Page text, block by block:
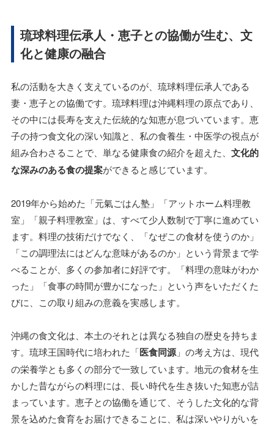
琉球料理伝承人・恵子との協働が生む、文
化と健康の融合
私の活動を大きく支えているのが、琉球料理伝承人である
妻・恵子との協働です。琉球料理は沖縄料理の原点であり、
その中には長寿を支えた伝統的な知恵が息づいています。恵
子の持つ食文化の深い知識と、私の食養生・中医学の視点が
組み合わさることで、単なる健康食の紹介を超えた、 文化的
な深みのある食の提案ができると感じています。
2019年から始めた「元氣ごはん塾」「アットホーム料理教
室」「親子料理教室」は、すべて少人数制で丁寧に進めてい
ます。料理の技術だけでなく、「なぜこの食材を使うのか」
「この調理法にはどんな意味があるのか」という背景まで学
べることが、多くの参加者に好評です。「料理の意味がわか
った」「食事の時間が豊かになった」という声をいただくた
びに、この取り組みの意義を実感します。
沖縄の食文化は、本土のそれとは異なる独自の歴史を持ちま
す。琉球王国時代に培われた「医食同源 」の考え方は、現代
の栄養学とも多くの部分で一致しています。地元の食材を生
かした昔ながらの料理には、長い時代を生き抜いた知恵が詰
まっています。恵子との協働を通じて、そうした文化的な背
景を込めた食育をお届けできることに、私は深いやりがいを